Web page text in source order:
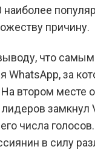
причину.
что
WhatsApp, за
втором месте
замкнул
числа
в силу